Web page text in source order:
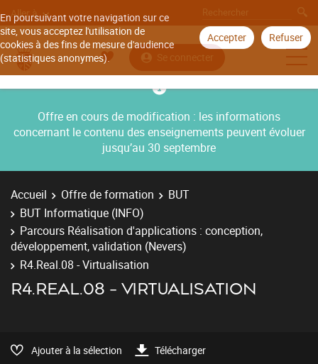
En poursuivant votre navigation sur ce
site, vous acceptez l'utilisation de
cookies à des fins de mesure d'audience
(statistiques anonymes).
Accepter Refuser
Aller à
Se connecter
Offre en cours de modification : les informations
concernant le contenu des enseignements peuvent évoluer
jusqu’au 30 septembre
Accueil Offre de formation
BUT
BUT Informatique (INFO)
Parcours Réalisation d'applications : conception,
développement, validation (Nevers)
R4.Real.08 - Virtualisation
R4.REAL.08 - VIRTUALISATION
Ajouter à la sélection Télécharger